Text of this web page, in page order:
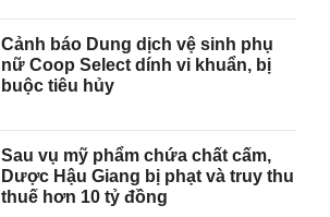
Cảnh báo Dung dịch vệ sinh phụ
nữ Coop Select dính vi khuẩn, bị
buộc tiêu hủy
Sau vụ mỹ phẩm chứa chất cấm,
Dược Hậu Giang bị phạt và truy thu
thuế hơn 10 tỷ đồng